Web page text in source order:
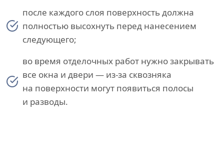
после каждого слоя поверхность должна
полностью высохнуть перед нанесением
следующего;
во время отделочных работ нужно закрывать
все окна и двери — из-за сквозняка
на поверхности могут появиться полосы
и разводы.